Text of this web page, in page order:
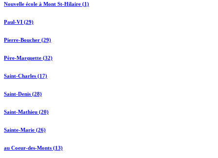
Nouvelle école à Mont St-Hilaire (1)
Paul-VI (29)
Pierre-Boucher (29)
Père-Marquette (32)
Saint-Charles (17)
Saint-Denis (28)
Saint-Mathieu (20)
Sainte-Marie (26)
au Coeur-des-Monts (13)